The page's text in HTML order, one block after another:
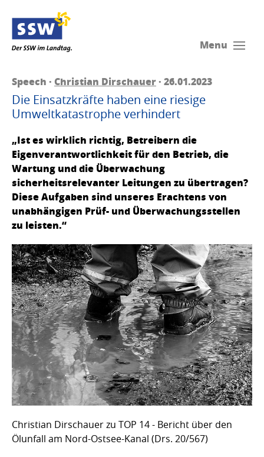
Menu
Speech · Christian Dirschauer· 26.01.2023
Die Einsatzkräfte haben eine riesige
Umweltkatastrophe verhindert
„Ist es wirklich richtig, Betreibern die
Eigenverantwortlichkeit für den Betrieb, die
Wartung und die Überwachung
sicherheitsrelevanter Leitungen zu übertragen?
Diese Aufgaben sind unseres Erachtens von
unabhängigen Prüf- und Überwachungsstellen
zu leisten.“
Christian Dirschauer zu TOP 14 - Bericht über den
Ölunfall am Nord-Ostsee-Kanal (Drs. 20/567)